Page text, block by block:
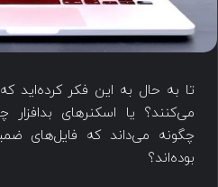
تا به حال به این فکر کرده‌اید که
می‌کنند؟ یا اسکنرهای
چگونه می‌داند که فایل‌های
بوده‌اند؟